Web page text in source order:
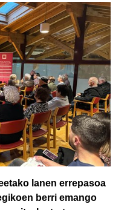
lanen errepasoa
berri emango